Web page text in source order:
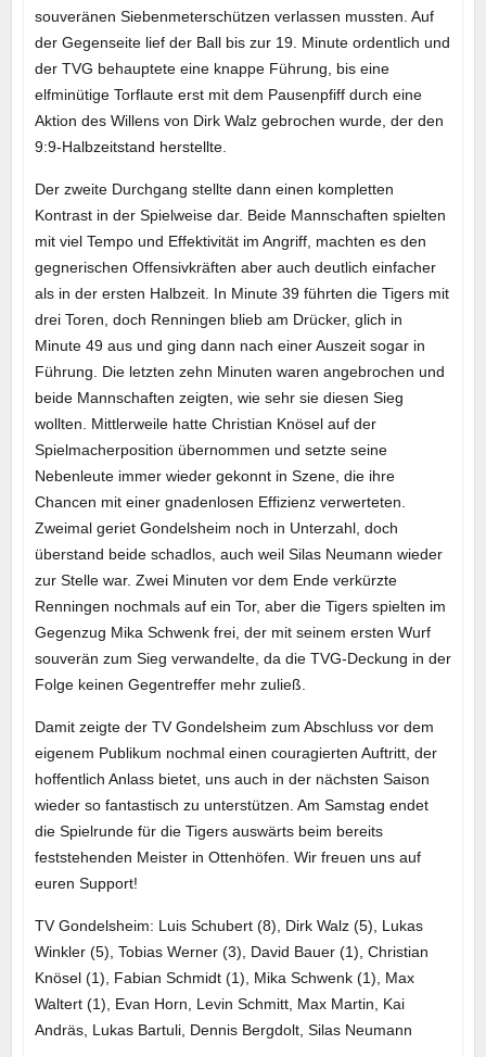
souveränen Siebenmeterschützen verlassen mussten. Auf
der Gegenseite lief der Ball bis zur 19. Minute ordentlich und
der TVG behauptete eine knappe Führung, bis eine
elfminütige Torflaute erst mit dem Pausenpfiff durch eine
Aktion des Willens von Dirk Walz gebrochen wurde, der den
9:9-Halbzeitstand herstellte.
Der zweite Durchgang stellte dann einen kompletten
Kontrast in der Spielweise dar. Beide Mannschaften spielten
mit viel Tempo und Effektivität im Angriff, machten es den
gegnerischen Offensivkräften aber auch deutlich einfacher
als in der ersten Halbzeit. In Minute 39 führten die Tigers mit
drei Toren, doch Renningen blieb am Drücker, glich in
Minute 49 aus und ging dann nach einer Auszeit sogar in
Führung. Die letzten zehn Minuten waren angebrochen und
beide Mannschaften zeigten, wie sehr sie diesen Sieg
wollten. Mittlerweile hatte Christian Knösel auf der
Spielmacherposition übernommen und setzte seine
Nebenleute immer wieder gekonnt in Szene, die ihre
Chancen mit einer gnadenlosen Effizienz verwerteten.
Zweimal geriet Gondelsheim noch in Unterzahl, doch
überstand beide schadlos, auch weil Silas Neumann wieder
zur Stelle war. Zwei Minuten vor dem Ende verkürzte
Renningen nochmals auf ein Tor, aber die Tigers spielten im
Gegenzug Mika Schwenk frei, der mit seinem ersten Wurf
souverän zum Sieg verwandelte, da die TVG-Deckung in der
Folge keinen Gegentreffer mehr zuließ.
Damit zeigte der TV Gondelsheim zum Abschluss vor dem
eigenem Publikum nochmal einen couragierten Auftritt, der
hoffentlich Anlass bietet, uns auch in der nächsten Saison
wieder so fantastisch zu unterstützen. Am Samstag endet
die Spielrunde für die Tigers auswärts beim bereits
feststehenden Meister in Ottenhöfen. Wir freuen uns auf
euren Support!
TV Gondelsheim: Luis Schubert (8), Dirk Walz (5), Lukas
Winkler (5), Tobias Werner (3), David Bauer (1), Christian
Knösel (1), Fabian Schmidt (1), Mika Schwenk (1), Max
Waltert (1), Evan Horn, Levin Schmitt, Max Martin, Kai
Andräs, Lukas Bartuli, Dennis Bergdolt, Silas Neumann